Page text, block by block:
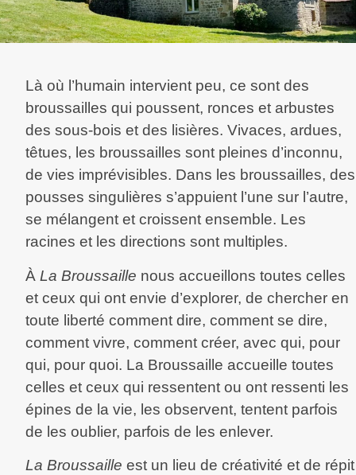
Là où l’humain intervient peu, ce sont des
broussailles qui poussent, ronces et arbustes
des sous-bois et des lisières. Vivaces, ardues,
têtues, les broussailles sont pleines d’inconnu,
de vies imprévisibles. Dans les broussailles, des
pousses singulières s’appuient l’une sur l’autre,
se mélangent et croissent ensemble. Les
racines et les directions sont multiples.
À La Broussaille nous accueillons toutes celles
et ceux qui ont envie d’explorer, de chercher en
toute liberté comment dire, comment se dire,
comment vivre, comment créer, avec qui, pour
qui, pour quoi. La Broussaille accueille toutes
celles et ceux qui ressentent ou ont ressenti les
épines de la vie, les observent, tentent parfois
de les oublier, parfois de les enlever.
La Broussaille est un lieu de créativité et de répit